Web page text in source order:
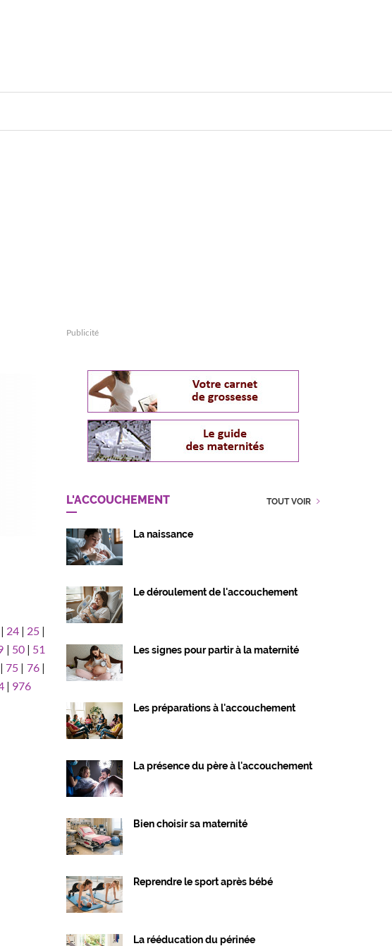
| 24 | 25 |
| 50| 51
|75 | 76|
| 976
Publicité
L'ACCOUCHEMENT TOUT VOIR
La naissance
Le déroulement de l'accouchement
Les signes pour partir à la maternité
Les préparations à l'accouchement
La présence du père à l'accouchement
Bien choisir sa maternité
Reprendre le sport après bébé
La rééducation du périnée